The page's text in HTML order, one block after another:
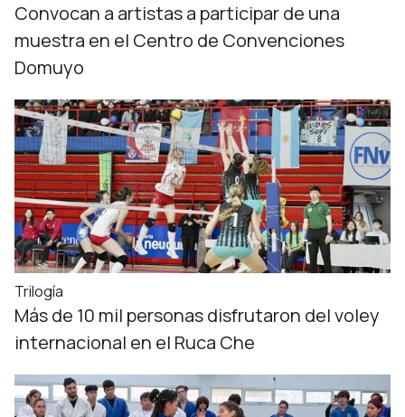
Convocan a artistas a participar de una
muestra en el Centro de Convenciones
Domuyo
Trilogía
Más de 10 mil personas disfrutaron del voley
internacional en el Ruca Che